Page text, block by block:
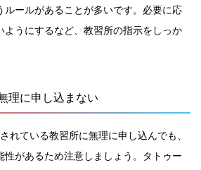
ルールがあることが多いです。必要に応
ようにするなど、教習所の指示をしっか
理に申し込まない
れている教習所に無理に申し込んでも、
性があるため注意しましょう。タトゥー